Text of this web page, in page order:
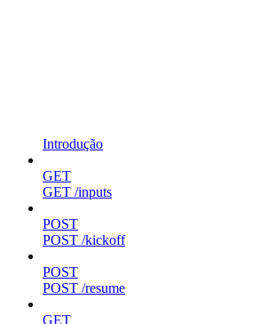
Introdução
GET
GET /inputs
POST
POST /kickoff
POST
POST /resume
GET